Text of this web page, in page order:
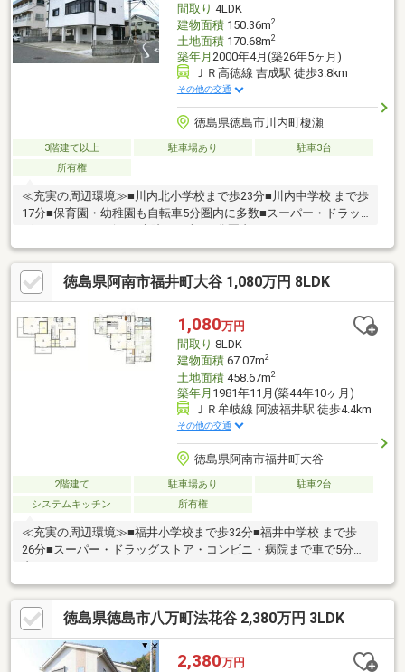
間取り 4LDK
建物面積150.36m2
土地面積170.68m2
築年月 2000年4月(築26年5ヶ月)
ＪＲ高徳線 吉成駅 徒歩3.8km
その他の交通
徳島県徳島市川内町榎瀬
3階建て以上 駐車場あり
駐車3台
所有権
≪充実の周辺環境≫■川内北小学校まで歩23分■川内中学校 まで歩
17分■保育園・幼稚園も自転車5分圏内に多数■スーパー・ドラッ
徳島県阿南市福井町大谷 1,080万円 8LDK
1,080万円
間取り 8LDK
建物面積67.07m2
土地面積458.67m2
築年月 1981年11月(築44年10ヶ月)
ＪＲ牟岐線 阿波福井駅 徒歩4.4km
その他の交通
徳島県阿南市福井町大谷
2階建て 駐車場あり
駐車2台
システムキッチン
所有権
≪充実の周辺環境≫■福井小学校まで歩32分■福井中学校 まで歩
26分■スーパー・ドラッグストア・コンビニ・病院まで車で5分圏
徳島県徳島市八万町法花谷 2,380万円 3LDK
2,380万円